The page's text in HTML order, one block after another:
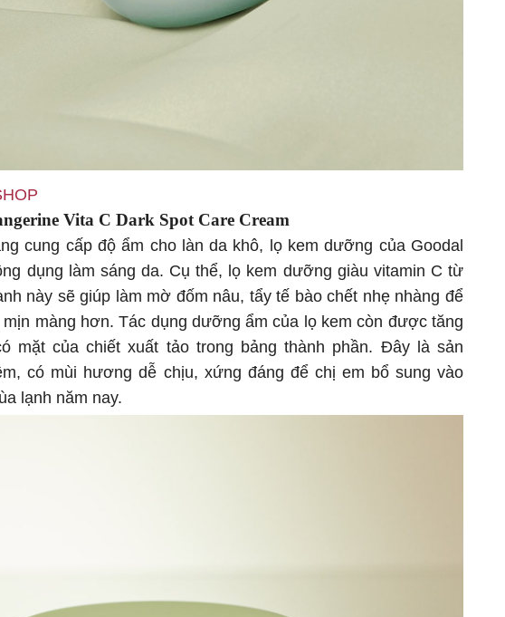
Vita C Dark Spot Care Cream
cung cấp độ ẩm cho làn da khô, lọ kem dưỡng của Goodal
dụng làm sáng da. Cụ thể, lọ kem dưỡng giàu vitamin C từ
này sẽ giúp làm mờ đốm nâu, tẩy tế bào chết nhẹ nhàng để
màng hơn. Tác dụng dưỡng ẩm của lọ kem còn được tăng
mặt của chiết xuất tảo trong bảng thành phần. Đây là sản
có mùi hương dễ chịu, xứng đáng để chị em bổ sung vào
lạnh năm nay.